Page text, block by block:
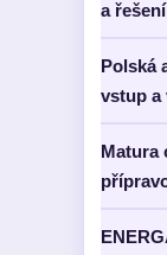
a
Polská
vstup a
Matura